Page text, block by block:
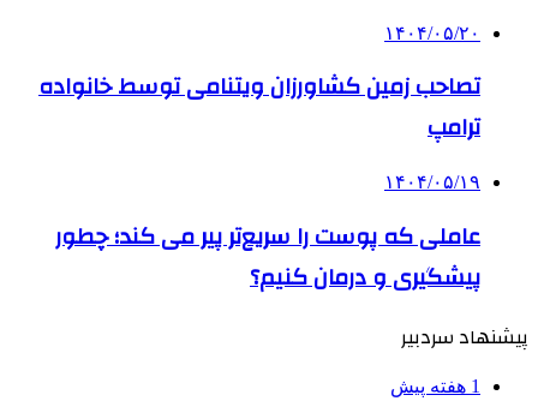
۱۴۰۴/۰۵/۲۰
تصاحب زمین کشاورزان ویتنامی توسط خانواده
ترامپ
۱۴۰۴/۰۵/۱۹
عاملی که پوست را سریع‌تر پیر می کند؛ چطور
پیشگیری و درمان کنیم؟
پیشنهاد سردبیر
1 هفته پیش